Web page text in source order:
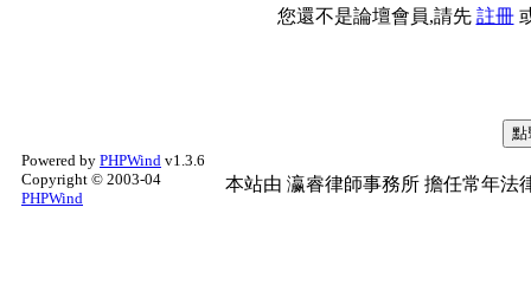
您還不是論壇會員,請先 註冊
Powered by PHPWind v1.3.6
Copyright © 2003-04
PHPWind
本站由 瀛睿律師事務所 擔任常年法